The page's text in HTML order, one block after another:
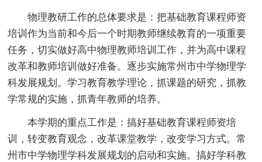
物理教研工作的总体要求是：把基础教育课程师资
培训作为当前和今后一个时期教师继续教育的一项重要
任务，切实做好高中物理教师培训工作，并为高中课程
改革和教师培训做好准备。逐步实施常州市中学物理学
科发展规划。学习教育教学理论，抓课题的研究，抓教
学常规的实施，抓青年教师的培养。
本学期的重点工作是：搞好基础教育课程师资培
训，转变教育观念，改革课堂教学，改变学习方式。常
州市中学物理学科发展规划的启动和实施。搞好学科教